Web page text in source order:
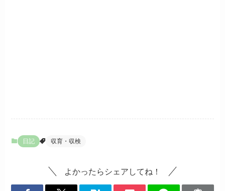
日記 収育・収検
よかったらシェアしてね！